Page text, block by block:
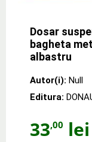
Dosar
bagheta
albastru
Autor(i): Null
Editura:
33,00 lei